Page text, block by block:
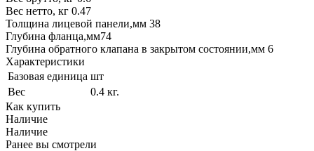
Вес нетто, кг 0.47
Толщина лицевой панели,мм 38
Глубина фланца,мм74
Глубина обратного клапана в закрытом состоянии,мм 6
Характеристики
Базовая единица шт
Вес
0.4 кг.
Как купить
Наличие
Наличие
Ранее вы смотрели